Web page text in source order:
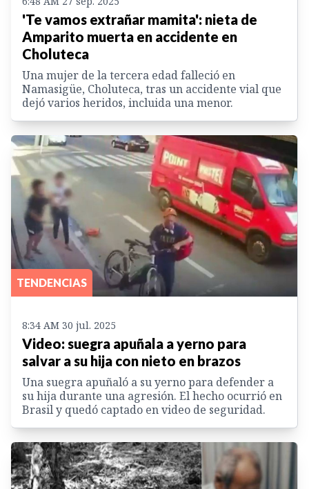
'Te vamos extrañar mamita': nieta de
Amparito muerta en accidente en
Choluteca
Una mujer de la tercera edad falleció en
Namasigüe, Choluteca, tras un accidente vial que
dejó varios heridos, incluida una menor.
TENDENCIAS
8:34 AM 30 jul. 2025
Video: suegra apuñala a yerno para
salvar a su hija con nieto en brazos
Una suegra apuñaló a su yerno para defender a
su hija durante una agresión. El hecho ocurrió en
Brasil y quedó captado en video de seguridad.